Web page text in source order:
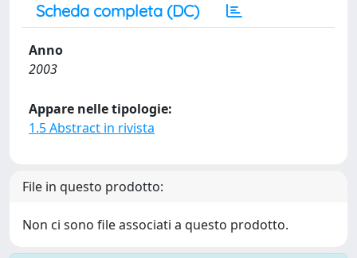
Scheda completa (DC)
Anno
2003
Appare nelle tipologie:
1.5 Abstract in rivista
File in questo prodotto:
Non ci sono file associati a questo prodotto.